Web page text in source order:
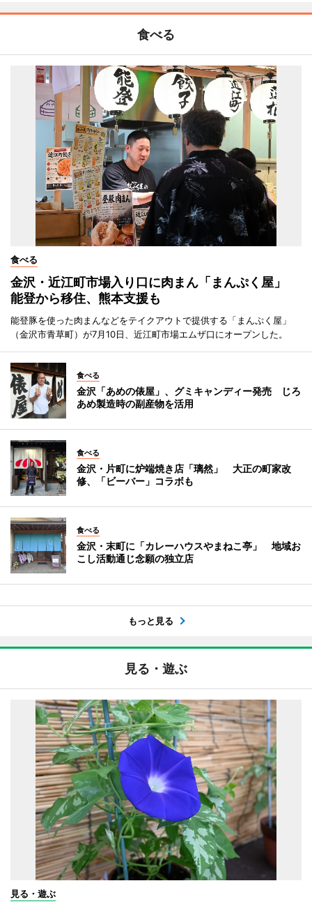
食べる
食べる
金沢・近江町市場入り口に肉まん「まんぷく屋」
能登から移住、熊本支援も
能登豚を使った肉まんなどをテイクアウトで提供する「まんぷく屋」
（金沢市青草町）が7月10日、近江町市場エムザ口にオープンした。
食べる
金沢「あめの俵屋」、グミキャンディー発売 じろ
あめ製造時の副産物を活用
食べる
金沢・片町に炉端焼き店「璃然」 大正の町家改
修、「ビーバー」コラボも
食べる
金沢・末町に「カレーハウスやまねこ亭」 地域お
こし活動通じ念願の独立店
もっと見る
見る・遊ぶ
見る・遊ぶ